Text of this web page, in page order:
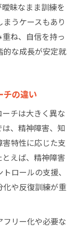
昧なまま訓練を
うケースもあり
ね、自信を持っ
的な成長が安定就
チの違い
チは大きく異な
、精神障害、知
特性に応じた支
えば、精神障害
ロールの支援、
化や反復訓練が重
リー化や必要な